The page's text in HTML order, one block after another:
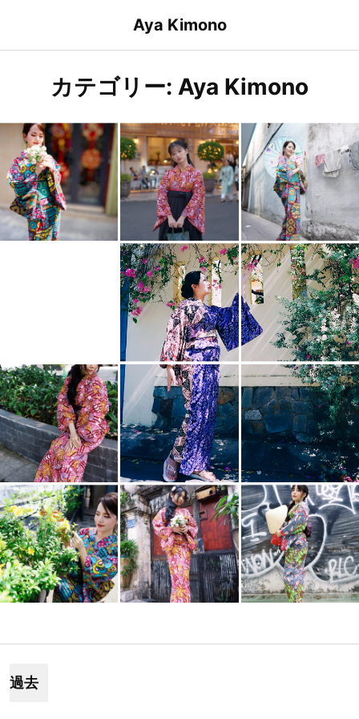
content
Aya Kimono
カテゴリー: Aya Kimono
Patches #3 Pink Bee #5
Pinkbee #1 Nehan-2 Tones #1-1
Pinkbee #2 Nehan-2 Tones #1-3
Patches #1 Pinkbee #3
投
ナ
過去